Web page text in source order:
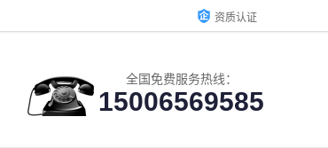
资质认证
全国免费服务热线：
15006569585